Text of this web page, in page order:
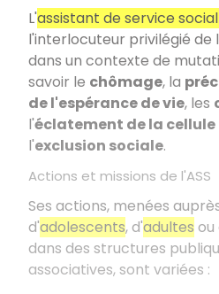
L'assistant de service social
l'interlocuteur privilégié de
dans un contexte de
savoir le chômage, la
de l'espérance de vie, les
l'éclatement de la
l'exclusion sociale.
Actions et missions de l'ASS
Ses actions, menées
d'adolescents, d'adultes ou
dans des structures
associatives, sont variées :